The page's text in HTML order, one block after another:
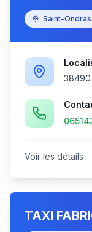
Saint-Ondras
38490
Voir les détails
TAXI